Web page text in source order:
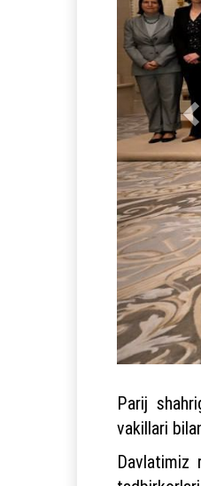
Parij
vakillari
Davlatimiz